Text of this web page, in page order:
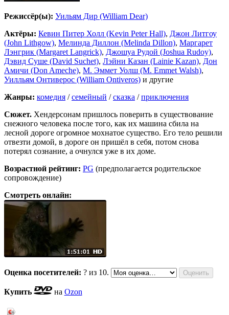
Режиссёр(ы): Уильям Дир (William Dear)
Актёры: Кевин Питер Холл (Kevin Peter Hall), Джон Литгоу
(John Lithgow), Мелинда Диллон (Melinda Dillon), Маргарет
Лэнгрик (Margaret Langrick), Джошуа Рудой (Joshua Rudoy),
Дэвид Суше (David Suchet), Лэйни Казан (Lainie Kazan), Дон
Амичи (Don Ameche), М. Эммет Уолш (M. Emmet Walsh),
Уилльям Онтиверос (William Ontiveros) и другие
Жанры: комедия /семейный /сказка /приключения
Сюжет. Хендерсонам пришлось поверить в существование
снежного человека после того, как их машина сбила на
лесной дороге огромное мохнатое существо. Его тело решили
отвезти домой, в дороге он пришёл в себя, потом снова
потерял сознание, а очнулся уже в их доме.
Возрастной рейтинг: PG (предполагается родительское
сопровождение)
Смотреть онлайн:
Оценка посетителей: ? из 10.
Купить на Ozon